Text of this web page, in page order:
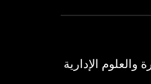
والعلوم الإدارية